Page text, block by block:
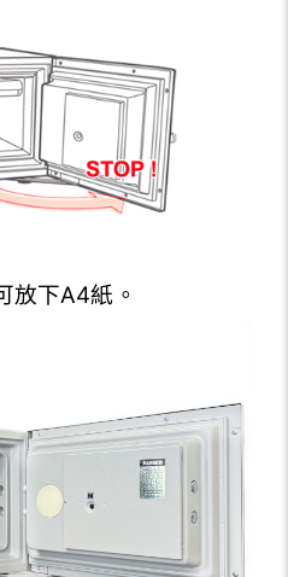
放下A4紙。